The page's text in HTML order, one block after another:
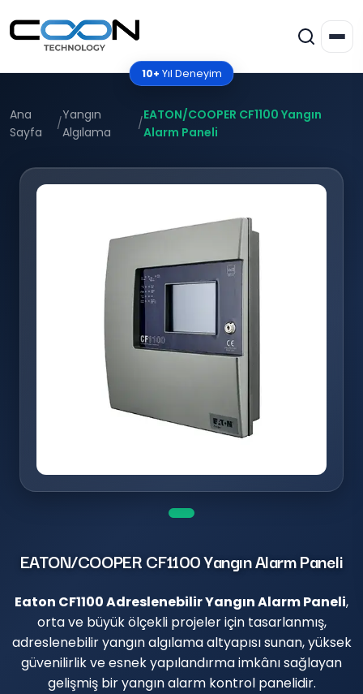
10+ Yıl Deneyim
Ana
Sayfa
/
Yangın
Algılama
/
EATON/COOPER CF1100 Yangın
Alarm Paneli
EATON/COOPER CF1100 Yangın Alarm Paneli
Eaton CF1100 Adreslenebilir Yangın Alarm Paneli,
orta ve büyük ölçekli projeler için tasarlanmış,
adreslenebilir yangın algılama altyapısı sunan, yüksek
güvenilirlik ve esnek yapılandırma imkânı sağlayan
gelişmiş bir yangın alarm kontrol panelidir.